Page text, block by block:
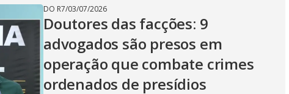
i
d
DO R7/03/07/2026
Doutores das facções: 9
advogados são presos em
operação que combate crimes
ordenados de presídios